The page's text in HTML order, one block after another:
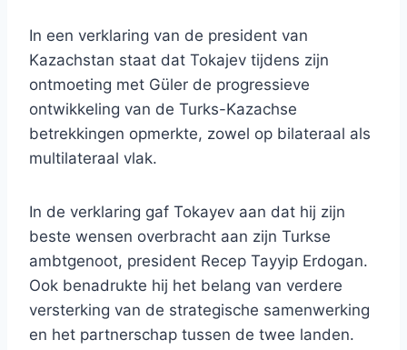
In een verklaring van de president van
Kazachstan staat dat Tokajev tijdens zijn
ontmoeting met Güler de progressieve
ontwikkeling van de Turks-Kazachse
betrekkingen opmerkte, zowel op bilateraal als
multilateraal vlak.
In de verklaring gaf Tokayev aan dat hij zijn
beste wensen overbracht aan zijn Turkse
ambtgenoot, president Recep Tayyip Erdogan.
Ook benadrukte hij het belang van verdere
versterking van de strategische samenwerking
en het partnerschap tussen de twee landen.